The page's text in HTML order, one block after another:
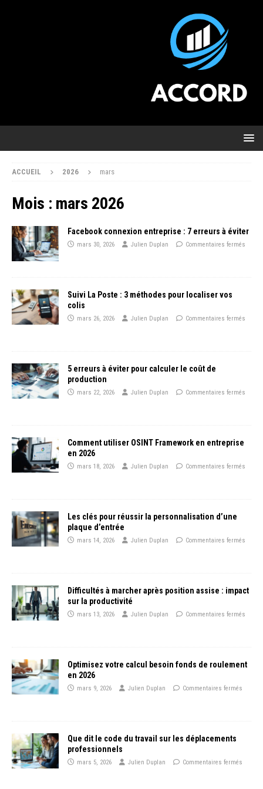
ACCUEIL 2026 mars
Mois : mars 2026
Facebook connexion entreprise : 7 erreurs à éviter
mars 30, 2026 Julien Duplan Commentaires fermés
Suivi La Poste : 3 méthodes pour localiser vos
colis
mars 26, 2026 Julien Duplan Commentaires fermés
5 erreurs à éviter pour calculer le coût de
production
mars 22, 2026 Julien Duplan Commentaires fermés
Comment utiliser OSINT Framework en entreprise
en 2026
mars 18, 2026 Julien Duplan Commentaires fermés
Les clés pour réussir la personnalisation d’une
plaque d’entrée
mars 14, 2026 Julien Duplan Commentaires fermés
Difficultés à marcher après position assise : impact
sur la productivité
mars 13, 2026 Julien Duplan Commentaires fermés
Optimisez votre calcul besoin fonds de roulement
en 2026
mars 9, 2026 Julien Duplan Commentaires fermés
Que dit le code du travail sur les déplacements
professionnels
mars 5, 2026 Julien Duplan Commentaires fermés